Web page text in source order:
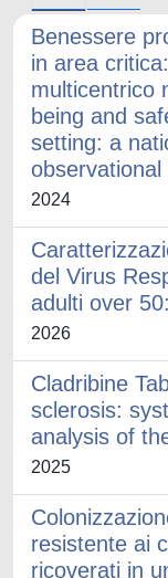
Benessere
in area
multicentrico
being and
setting: a
observational
2024
del Virus
adulti over
2026
Cladribine
sclerosis:
analysis of
2025
resistente ai
ricoverati in